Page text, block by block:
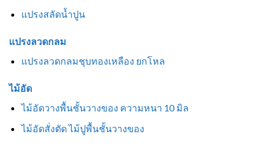
แปรงสลัดน้ำปูน
แปรงลวดกลม
แปรงลวดกลมชุบทองเหลือง ยกโหล
ไม้อัด
ไม้อัดวางพื้นชั้นวางของ ความหนา 10 มิล
ไม้อัดสั่งตัด ไม้ปูพื้นชั้นวางของ